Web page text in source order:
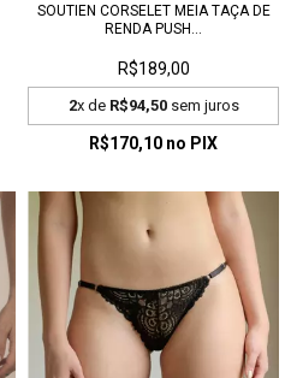
SOUTIEN CORSELET MEIA TAÇA DE
RENDA PUSH...
R$189,00
2x de R$94,50sem juros
R$170,10 no PIX